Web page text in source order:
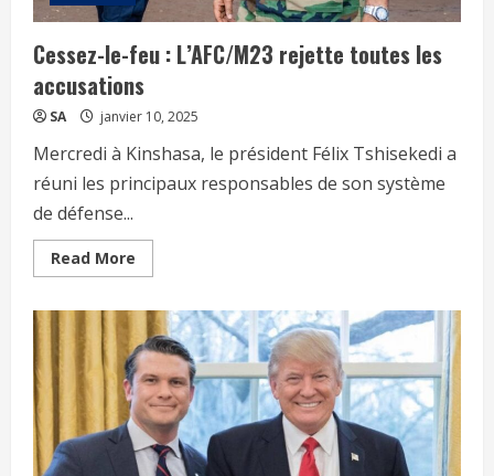
Cessez-le-feu : L’AFC/M23 rejette toutes les
accusations
SA janvier 10, 2025
Mercredi à Kinshasa, le président Félix Tshisekedi a
réuni les principaux responsables de son système
de défense...
Read More